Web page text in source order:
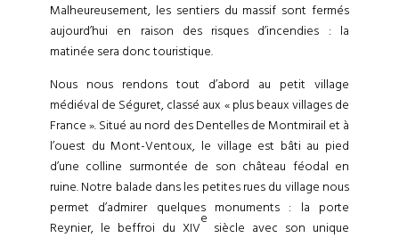
Malheureusement, les sentiers du massif sont fermés
aujourd’hui en raison des risques d’incendies : la
matinée sera donc touristique.
Nous nous rendons tout d’abord au petit village
médiéval de Séguret, classé aux « plus beaux villages de
France ». Situé au nord des Dentelles de Montmirail et à
l’ouest du Mont-Ventoux, le village est bâti au pied
d’une colline surmontée de son château féodal en
ruine. Notre balade dans les petites rues du village nous
permet d’admirer quelques monuments : la porte
Reynier, le beffroi du XIV
e
siècle avec son unique